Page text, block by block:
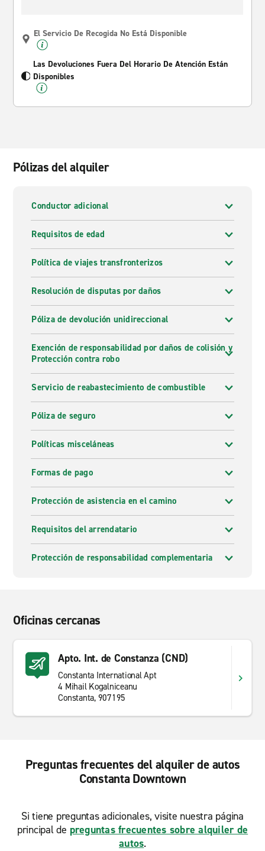
El Servicio De Recogida No Está Disponible
Las Devoluciones Fuera Del Horario De Atención Están
Disponibles
Pólizas del alquiler
Conductor adicional
Requisitos de edad
Política de viajes transfronterizos
Resolución de disputas por daños
Póliza de devolución unidireccional
Exención de responsabilidad por daños de colisión y
Protección contra robo
Servicio de reabastecimiento de combustible
Póliza de seguro
Políticas misceláneas
Formas de pago
Protección de asistencia en el camino
Requisitos del arrendatario
Protección de responsabilidad complementaria
Oficinas cercanas
Apto. Int. de Constanza (CND)
Constanta International Apt
4 Mihail Kogalniceanu
Constanta, 907195
Preguntas frecuentes del alquiler de autos
Constanta Downtown
Si tiene preguntas adicionales, visite nuestra página
principal de preguntas frecuentes sobre alquiler de
autos.